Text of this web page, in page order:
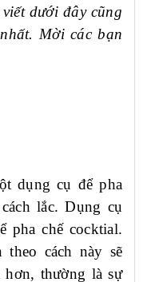
dưới đây cũng
Mời các bạn
dụng cụ để pha
lắc. Dụng cụ
pha chế cocktial.
cách này sẽ
thường là sự